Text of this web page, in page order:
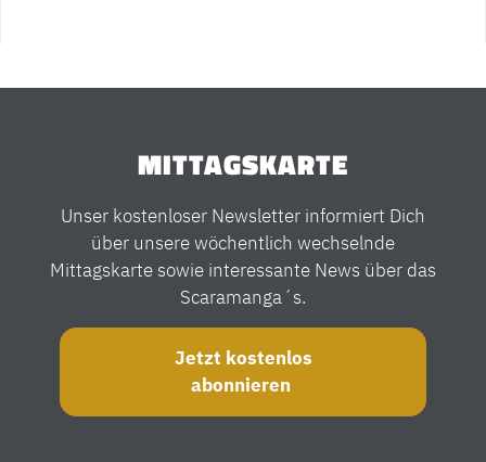
MITTAGSKARTE
Unser kostenloser Newsletter informiert Dich
über unsere wöchentlich wechselnde
Mittagskarte sowie interessante News über das
Scaramanga´s.
Jetzt kostenlos
abonnieren